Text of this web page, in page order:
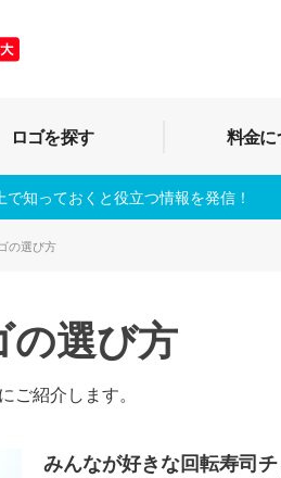
ロゴを探す 料金
知っておくと役立つ情報を発信！
の選び方
の選び方
ご紹介します。
みんなが好きな回転寿司